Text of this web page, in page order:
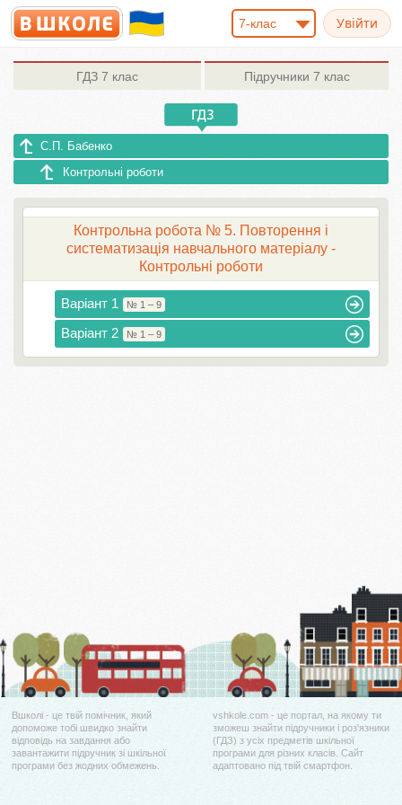
7-клас
ГДЗ 7 клас Підручники 7 клас
С.П. Бабенко
Контрольні роботи
Контрольна робота № 5. Повторення і
систематизація навчального матеріалу -
Контрольні роботи
Варіант 1 № 1 – 9
Варіант 2 № 1 – 9
Вшколі - це твій помічник, який
допоможе тобі швидко знайти
відповідь на завдання або
завантажити підручник зі шкільної
програми без жодних обмежень.
vshkole.com - це портал, на якому ти
зможеш знайти підручники і роз'язники
(ГДЗ) з усіх предметів шкільної
програми для різних класів. Сайт
адаптовано під твій смартфон.